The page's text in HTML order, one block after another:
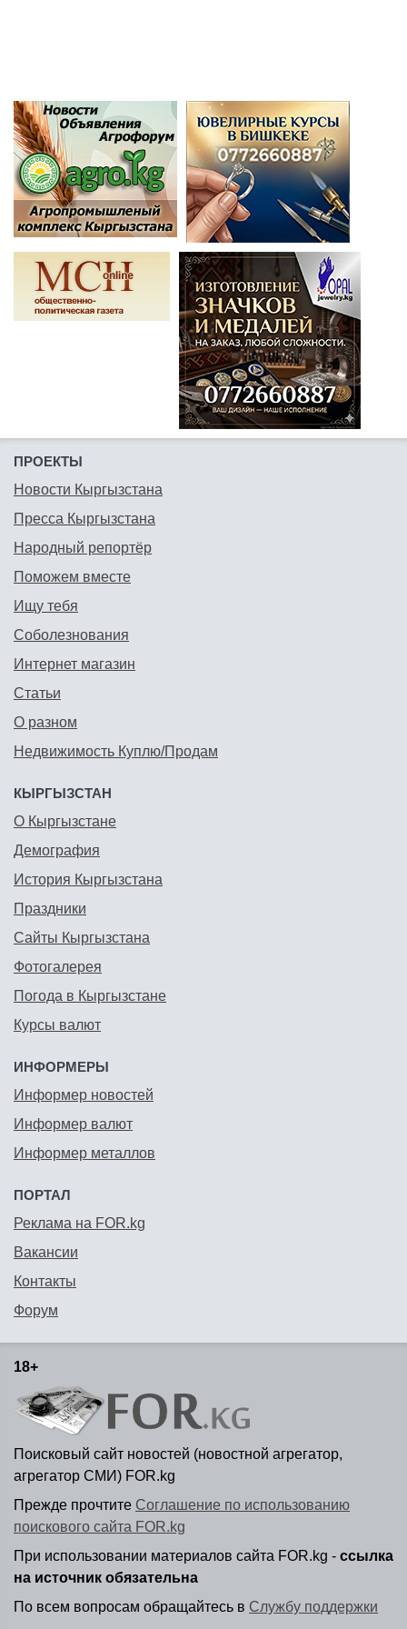
ПРОЕКТЫ
Новости Кыргызстана
Пресса Кыргызстана
Народный репортёр
Поможем вместе
Ищу тебя
Соболезнования
Интернет магазин
Статьи
О разном
Недвижимость Куплю/Продам
КЫРГЫЗСТАН
О Кыргызстане
Демография
История Кыргызстана
Праздники
Сайты Кыргызстана
Фотогалерея
Погода в Кыргызстане
Курсы валют
ИНФОРМЕРЫ
Информер новостей
Информер валют
Информер металлов
ПОРТАЛ
Реклама на FOR.kg
Вакансии
Контакты
Форум
18+
Поисковый сайт новостей (новостной агрегатор,
агрегатор СМИ) FOR.kg
Прежде прочтите Соглашение по использованию
поискового сайта FOR.kg
При использовании материалов сайта FOR.kg - ссылка
на источник обязательна
По всем вопросам обращайтесь в Службу поддержки